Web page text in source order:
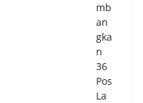
mb
an
gka
n
36
Pos
La